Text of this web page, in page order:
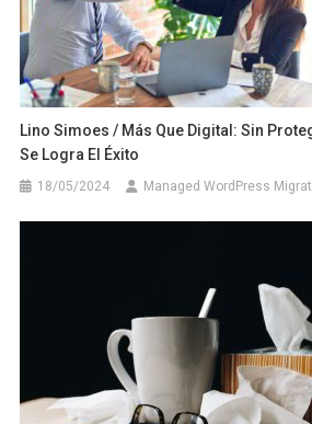
Lino Simoes / Más Que Digital: Sin
Se Logra El Éxito
18/05/2024 Managed WordPress